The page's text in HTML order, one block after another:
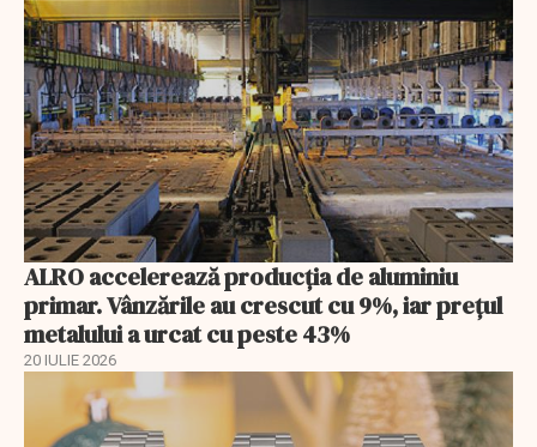
ALRO accelerează producția de aluminiu
primar. Vânzările au crescut cu 9%, iar prețul
metalului a urcat cu peste 43%
20 IULIE 2026